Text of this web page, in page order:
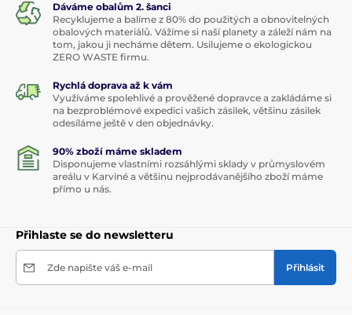
Dáváme obalům 2. šanci
Recyklujeme a balíme z 80% do použitých a obnovitelných
obalových materiálů. Vážíme si naší planety a záleží nám na
tom, jakou ji necháme dětem. Usilujeme o ekologickou
ZERO WASTE firmu.
Rychlá doprava až k vám
Využíváme spolehlivé a prověžené dopravce a zakládáme si
na bezproblémové expedici vašich zásilek, většinu zásilek
odesíláme ještě v den objednávky.
90% zboží máme skladem
Disponujeme vlastními rozsáhlými sklady v průmyslovém
areálu v Karviné a většinu nejprodávanějšího zboží máme
přímo u nás.
Přihlaste se do newsletteru
Zde napište váš e-mail Přihlásit